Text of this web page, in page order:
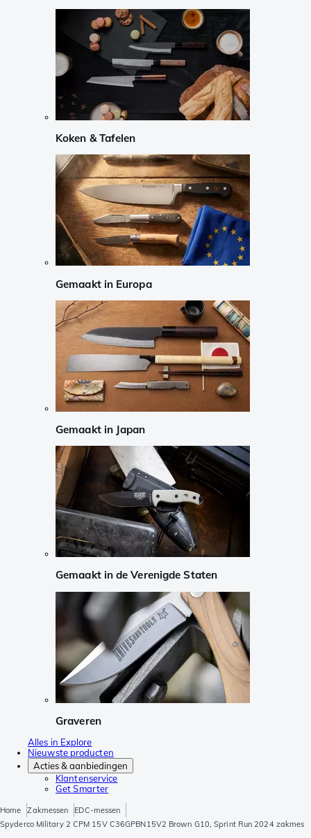
Koken & Tafelen
Gemaakt in Europa
Gemaakt in Japan
Gemaakt in de Verenigde Staten
Graveren
Alles in Explore
Nieuwste producten
Acties & aanbiedingen
Klantenservice
Get Smarter
Home Zakmessen
EDC-messen
Spyderco Military 2 CPM 15V C36GPBN15V2 Brown G10, Sprint Run 2024 zakmes